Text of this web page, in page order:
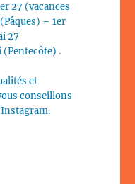
27 (vacances
– 1er
27
(Pentecôte) .
et
conseillons